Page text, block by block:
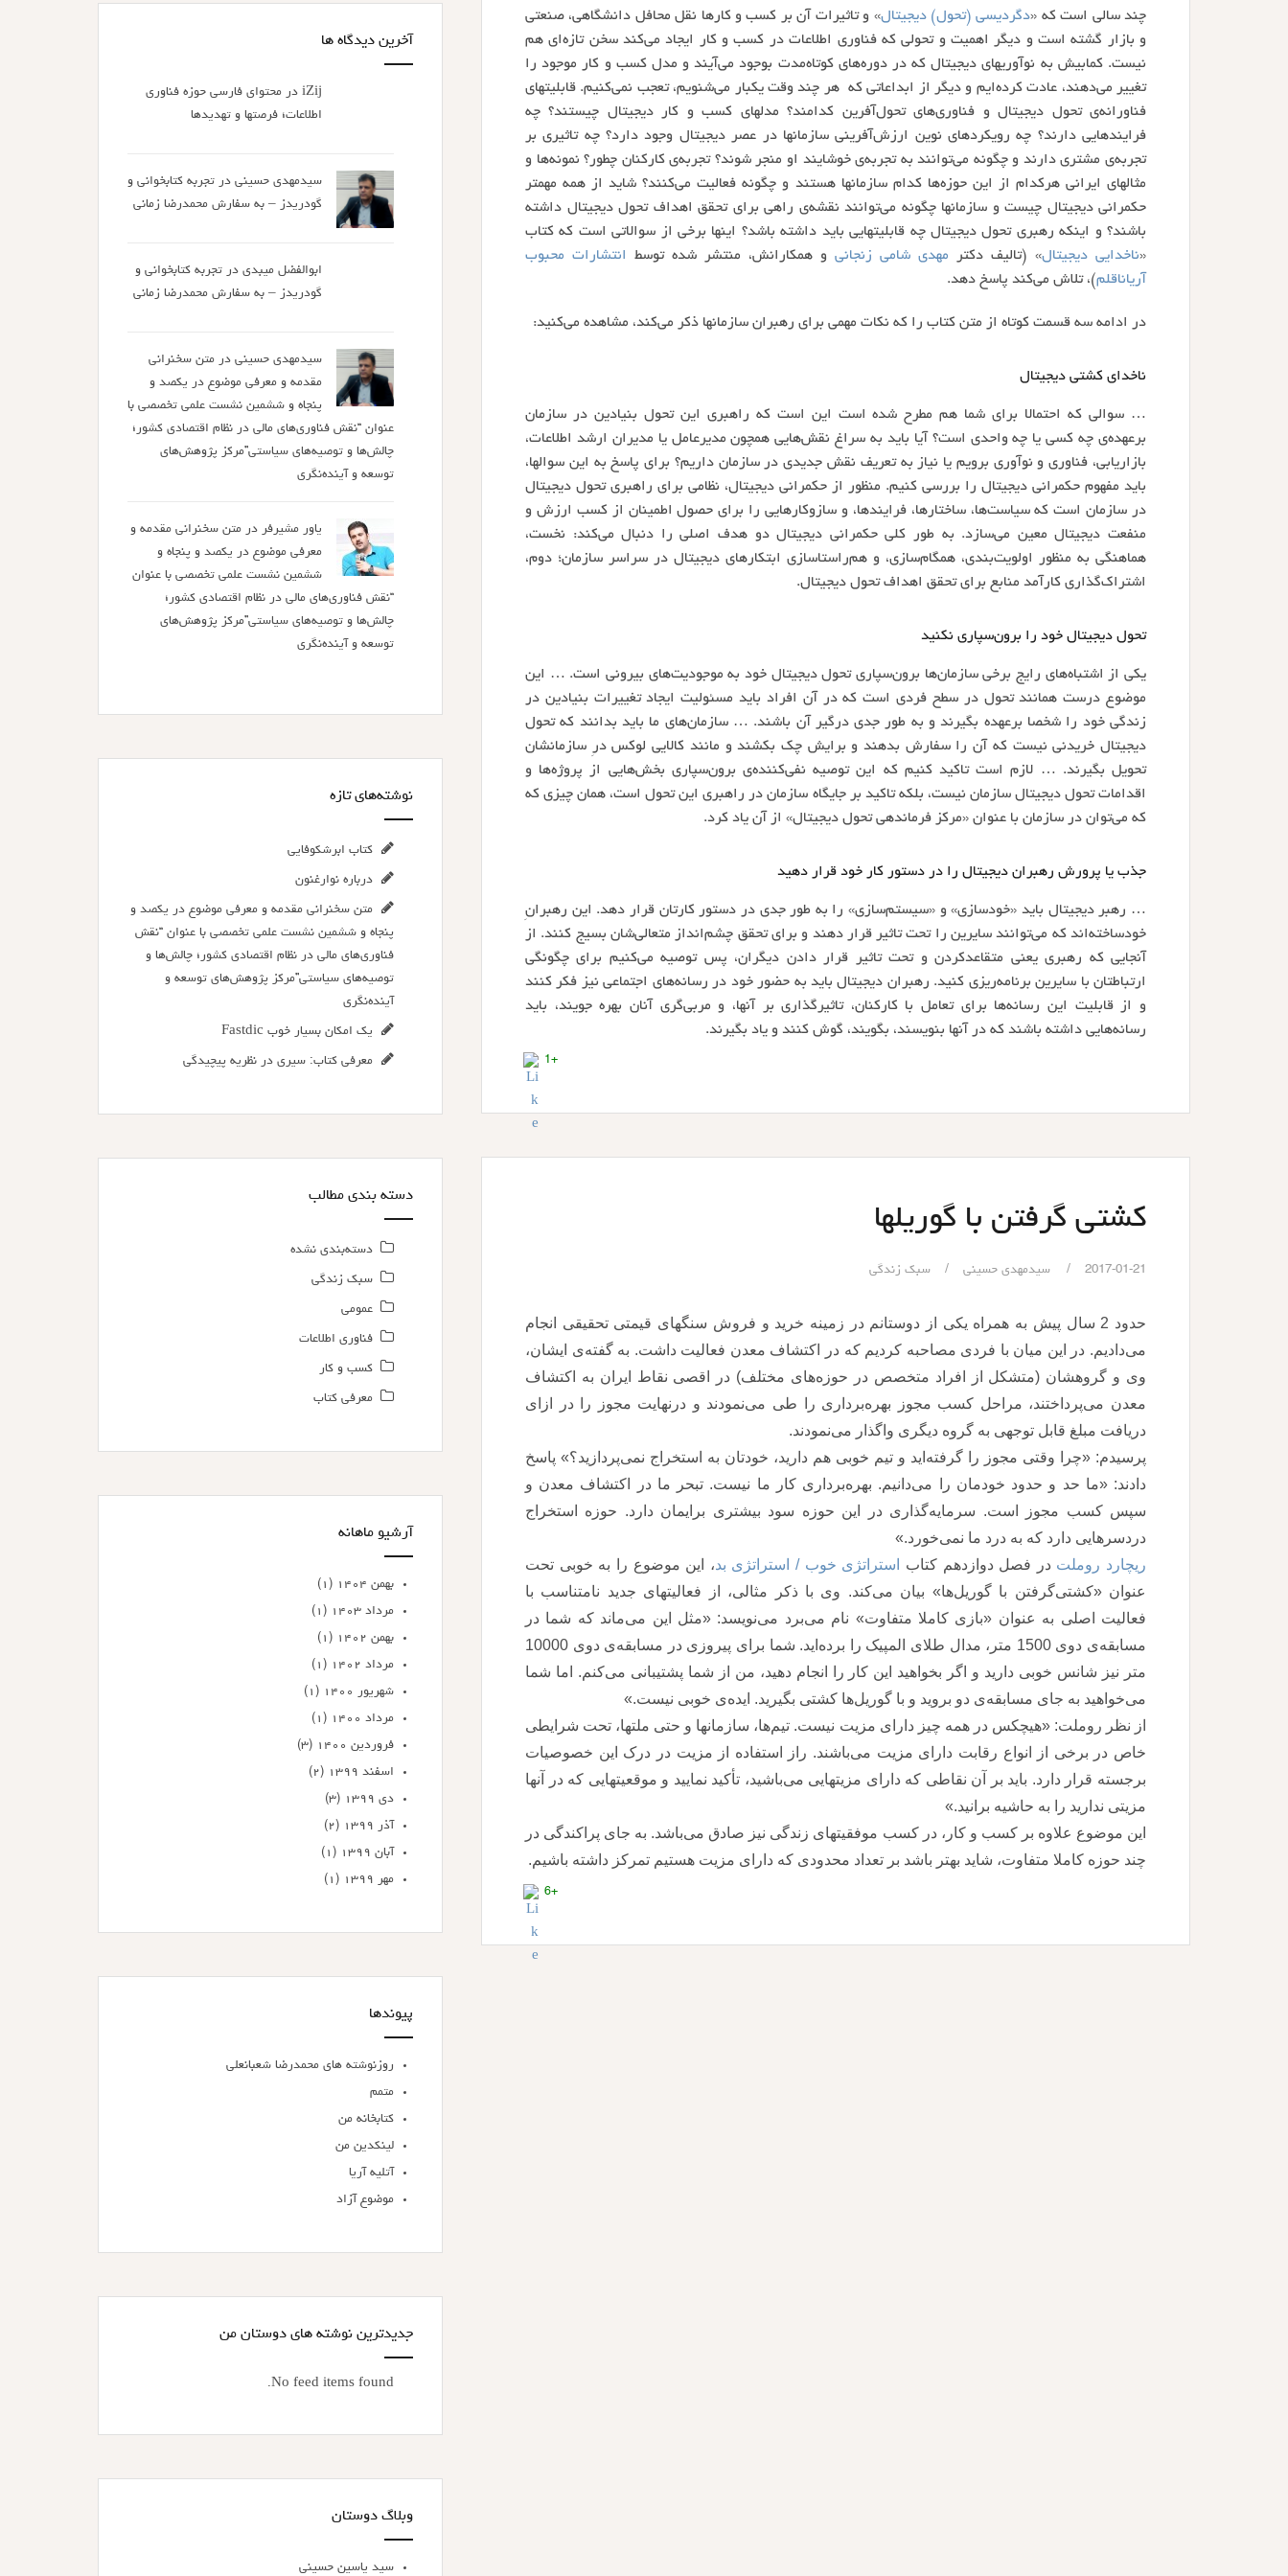
چند سالی است که «دگردیسی (تحول) دیجیتال» و تاثیرات آن بر کسب و کارها نقل محافل دانشگاهی، صنعتی
و بازار گشته است و دیگر اهمیت و تحولی که فناوری اطلاعات در کسب و کار ایجاد می‌کند سخن تازه‌ای هم
نیست. کمابیش به نوآوریهای دیجیتال که در دوره‌های کوتاه‌مدت بوجود می‌آیند و مدل کسب و کار موجود را
تغییر می‌دهند، عادت کرده‌ایم و دیگر از ابداعاتی که هر چند وقت یکبار می‌شنویم، تعجب نمی‌کنیم. قابلیتهای
فناورانه‌ی تحول دیجیتال و فناوری‌های تحول‌آفرین کدامند؟ مدلهای کسب و کار دیجیتال چیستند؟ چه
فرایندهایی دارند؟ چه رویکردهای نوین ارزش‌آفرینی سازمانها در عصر دیجیتال وجود دارد؟ چه تاثیری بر
تجربه‌ی مشتری دارند و چگونه می‌توانند به تجربه‌‌ی خوشایند او منجر شوند؟ تجربه‌ی کارکنان چطور؟ نمونه‌ها و
مثالهای ایرانی هرکدام از این حوزه‌ها کدام سازمانها هستند و چگونه فعالیت می‌کنند؟ شاید از همه مهمتر
حکمرانی دیجیتال چیست و سازمانها چگونه می‌توانند نقشه‌ی راهی برای تحقق اهداف تحول دیجیتال داشته
باشند؟ و اینکه رهبری تحول دیجیتال چه قابلیتهایی باید داشته باشد؟ اینها برخی از سوالاتی است که کتاب
«ناخدایی دیجیتال» (تالیف دکتر مهدی شامی زنجانی و همکارانش، منتشر شده توسط
انتشارات محبوب
آریاناقلم)، تلاش می‌کند پاسخ دهد.
در ادامه سه قسمت کوتاه از متن کتاب را که نکات مهمی برای رهبران سازمانها ذکر می‌کند، مشاهده می‌کنید:
ناخدای کشتی دیجیتال
… سوالی که احتمالا برای شما هم مطرح شده است این است که راهبری این تحول بنیادین در سازمان
برعهده‌ی چه کسی یا چه واحدی است؟ آیا باید به سراغ نقش‌هایی همچون مدیرعامل یا مدیران ارشد اطلاعات،
بازاریابی، فناوری و نوآوری برویم یا نیاز به تعریف نقش جدیدی در سازمان داریم؟ برای پاسخ به این سوالها،
باید مفهوم حکمرانی دیجیتال را بررسی کنیم. منظور از حکمرانی دیجیتال، نظامی برای راهبری تحول دیجیتال
در سازمان است که سیاست‌ها، ساختارها، فرایندها، و سازوکارهایی را برای حصول اطمینان از کسب ارزش و
منفعت دیجیتال معین می‌سازد. به طور کلی حکمرانی دیجیتال دو هدف اصلی را دنبال می‌کند: نخست،
هماهنگی به منظور اولویت‌بندی، همگام‌سازی، و هم‌راستا‌سازی ابتکارهای دیجیتال در سراسر سازمان؛ دوم،
اشتراک‌گذاری کارآمد منابع برای تحقق اهداف تحول دیجیتال.
تحول دیجیتال خود را برون‌سپاری نکنید
یکی از اشتباه‌های رایج برخی سازمان‌ها برون‌سپاری تحول دیجیتال خود به موجودیت‌های بیرونی است. … این
موضوع درست همانند تحول در سطح فردی است که در آن افراد باید مسئولیت ایجاد تغییرات بنیادین در
زندگی خود را شخصا برعهده بگیرند و به طور جدی درگیر آن باشند. … سازمان‌های ما باید بدانند که تحول
دیجیتال خریدنی نیست که آن را سفارش بدهند و برایش چک بکشند و مانند کالایی لوکس درِ سازمانشان
تحویل بگیرند. … لازم است تاکید کنیم که این توصیه نفی‌کننده‌ی برون‌سپاری بخش‌هایی از پروژه‌ها و
اقدامات تحول دیجیتال سازمان نیست، بلکه تاکید بر جایگاه سازمان در راهبری این تحول است، همان چیزی که
که می‌توان در سازمان با عنوان «مرکز فرماندهی تحول دیجیتال» از آن یاد کرد.
جذب یا پرورش رهبران دیجیتال را در دستور کار خود قرار دهید
… رهبر دیجیتال باید «خودسازی» و «سیستم‌سازی» را به طور جدی در دستور کارتان قرار دهد. این رهبرانِ
خودساخته‌اند که می‌توانند سایرین را تحت تاثیر قرار دهند و برای تحقق چشم‌انداز متعالی‌شان بسیج کنند. از
آنجایی که رهبری یعنی متقاعدکردن و تحت تاثیر قرار دادن دیگران، پس توصیه می‌کنیم برای چگونگی
ارتباطتان با سایرین برنامه‌ریزی کنید. رهبران دیجیتال باید به حضور خود در رسانه‌های اجتماعی نیز فکر کنند
و از قابلیت این رسانه‌ها برای تعامل با کارکنان، تاثیرگذاری بر آنها، و مربی‌گری آنان بهره جویند، باید
رسانه‌هایی داشته باشند که در آنها بنویسند، بگویند، گوش کنند و یاد بگیرند.
+1
کشتی گرفتن با گوریلها
2017-01-21 سیدمهدی حسینی سبک زندگی
حدود 2 سال پیش به همراه یکی از دوستانم در زمینه خرید و فروش سنگهای قیمتی تحقیقی انجام
می‌دادیم. در این میان با فردی مصاحبه کردیم که در اکتشاف معدن فعالیت داشت. به گفته‌ی ایشان،
وی و گروهشان (متشکل از افراد متخصص در حوزه‌های مختلف) در اقصی نقاط ایران به اکتشاف
معدن می‌پرداختند، مراحل کسب مجوز بهره‌برداری را طی می‌نمودند و درنهایت مجوز را در ازای
دریافت مبلغ قابل توجهی به گروه دیگری واگذار می‌نمودند.
پرسیدم: «چرا وقتی مجوز را گرفته‌اید و تیم خوبی هم دارید، خودتان به استخراج نمی‌پردازید؟» پاسخ
دادند: «ما حد و حدود خودمان را می‌دانیم. بهره‌برداری کار ما نیست. تبحر ما در اکتشاف معدن و
سپس کسب مجوز است. سرمایه‌گذاری در این حوزه سود بیشتری برایمان دارد. حوزه استخراج
دردسرهایی دارد که به درد ما نمی‌خورد.»
ریچارد روملت در فصل دوازدهم کتاب استراتژی خوب / استراتژی بد، این موضوع را به خوبی تحت
عنوان «کشتی‌گرفتن با گوریل‌ها» بیان می‌کند. وی با ذکر مثالی، از فعالیتهای جدید نامتناسب با
فعالیت اصلی به عنوان «بازی کاملا متفاوت» نام می‌برد می‌نویسد: «مثل این می‌ماند که شما در
مسابقه‌ی دوی 1500 متر، مدال طلای المپیک را برده‌اید. شما برای پیروزی در مسابقه‌ی دوی 10000
متر نیز شانس خوبی دارید و اگر بخواهید این کار را انجام دهید، من از شما پشتیبانی ‌می‌کنم. اما شما
می‌خواهید به جای مسابقه‌ی دو بروید و با گوریل‌ها کشتی بگیرید. ایده‌ی خوبی نیست.»
از نظر روملت: «هیچکس در همه چیز دارای مزیت نیست. تیم‌ها، سازمانها و حتی ملتها، تحت شرایطی
خاص در برخی از انواع رقابت دارای مزیت می‌باشند. راز استفاده از مزیت در درک این خصوصیات
برجسته قرار دارد. باید بر آن نقاطی که دارای مزیتهایی می‌باشید، تأکید نمایید و موقعیتهایی که در آنها
مزیتی ندارید را به حاشیه برانید.»
این موضوع علاوه بر کسب و کار، در کسب موفقیتهای زندگی نیز صادق می‌باشد. به جای پراکندگی در
چند حوزه کاملا متفاوت، شاید بهتر باشد بر تعداد محدودی که دارای مزیت هستیم تمرکز داشته باشیم.
+6
آخرین دیدگاه ها
iZij در محتوای فارسی حوزه فناوری
اطلاعات؛ فرصتها و تهدیدها
سیدمهدی حسینی در تجربه کتابخوانی و
گودریدز – به سفارش محمدرضا زمانی
ابوالفضل میبدی در تجربه کتابخوانی و
گودریدز – به سفارش محمدرضا زمانی
سیدمهدی حسینی در متن سخنرانی
مقدمه و معرفی موضوع در یکصد و
پنجاه و ششمین نشست علمی تخصصی با
عنوان “نقش فناوری‌های مالی در نظام اقتصادی کشور؛
چالش‌ها و توصیه‌های سیاستی”مرکز پژوهش‌های
توسعه و آینده‌نگری
یاور مشیرفر در متن سخنرانی مقدمه و
معرفی موضوع در یکصد و پنجاه و
ششمین نشست علمی تخصصی با عنوان
“نقش فناوری‌های مالی در نظام اقتصادی کشور؛
چالش‌ها و توصیه‌های سیاستی”مرکز پژوهش‌های
توسعه و آینده‌نگری
نوشته‌های تازه
کتاب ابرشکوفایی
درباره نوارغنون
متن سخنرانی مقدمه و معرفی موضوع در یکصد و
پنجاه و ششمین نشست علمی تخصصی با عنوان “نقش
فناوری‌های مالی در نظام اقتصادی کشور؛ چالش‌ها و
توصیه‌های سیاستی”مرکز پژوهش‌های توسعه و
آینده‌نگری
یک امکان بسیار خوب Fastdic
معرفی کتاب: سیری در نظریه پیچیدگی
دسته بندی مطالب
دسته‌بندی نشده
سبک زندگی
عمومی
فناوری اطلاعات
کسب و کار
معرفی کتاب
آرشیو ماهانه
بهمن ۱۴۰۴
(۱)
مرداد ۱۴۰۳
(۱)
بهمن ۱۴۰۲
(۱)
مرداد ۱۴۰۲
(۱)
شهریور ۱۴۰۰
(۱)
مرداد ۱۴۰۰
(۱)
فروردین ۱۴۰۰
(۳)
اسفند ۱۳۹۹
(۲)
دی ۱۳۹۹
(۳)
آذر ۱۳۹۹
(۲)
آبان ۱۳۹۹
(۱)
مهر ۱۳۹۹
(۱)
پیوندها
روزنوشته های محمدرضا شعبانعلی
متمم
کتابخانه من
لینکدین من
آتلیه آریا
موضوع آزاد
جدیدترین نوشته های دوستان من
No feed items found.
وبلاگ دوستان
سید یاسین حسینی